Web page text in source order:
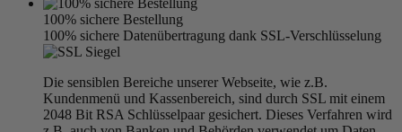
100% sichere Bestellung
100% sichere Datenübertragung dank SSL-Verschlüsselung
Die sensiblen Bereiche unserer Webseite, wie z.B.
Kundenmenü und Kassenbereich, sind durch SSL mit einem
2048 Bit RSA Schlüsselpaar gesichert. Dieses Verfahren wird